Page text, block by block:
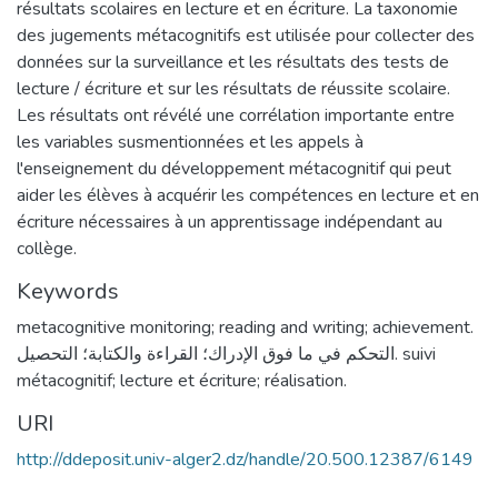
résultats scolaires en lecture et en écriture. La taxonomie
des jugements métacognitifs est utilisée pour collecter des
données sur la surveillance et les résultats des tests de
lecture / écriture et sur les résultats de réussite scolaire.
Les résultats ont révélé une corrélation importante entre
les variables susmentionnées et les appels à
l'enseignement du développement métacognitif qui peut
aider les élèves à acquérir les compétences en lecture et en
écriture nécessaires à un apprentissage indépendant au
collège.
Keywords
metacognitive monitoring; reading and writing; achievement.
التحكم في ما فوق الإدراك؛ القراءة والكتابة؛ التحصيل. suivi
métacognitif; lecture et écriture; réalisation.
URI
http://ddeposit.univ-alger2.dz/handle/20.500.12387/6149